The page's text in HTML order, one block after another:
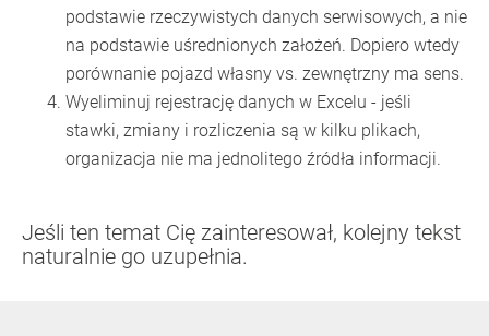
podstawie rzeczywistych danych serwisowych, a nie
na podstawie uśrednionych założeń. Dopiero wtedy
porównanie pojazd własny vs. zewnętrzny ma sens.
Wyeliminuj rejestrację danych w Excelu - jeśli
stawki, zmiany i rozliczenia są w kilku plikach,
organizacja nie ma jednolitego źródła informacji.
Jeśli ten temat Cię zainteresował, kolejny tekst
naturalnie go uzupełnia.